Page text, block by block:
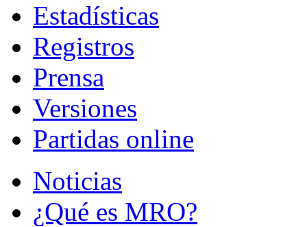
Estadísticas
Registros
Prensa
Versiones
Partidas online
Noticias
¿Qué es MRO?